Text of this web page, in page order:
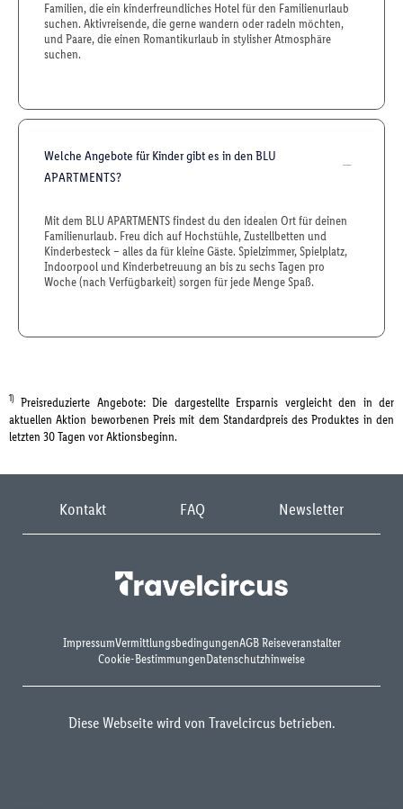
Familien, die ein kinderfreundliches Hotel für den Familienurlaub
suchen. Aktivreisende, die gerne wandern oder radeln möchten,
und Paare, die einen Romantikurlaub in stylisher Atmosphäre
suchen.
Welche Angebote für Kinder gibt es in den BLU
APARTMENTS?
Mit dem BLU APARTMENTS findest du den idealen Ort für deinen
Familienurlaub. Freu dich auf Hochstühle, Zustellbetten und
Kinderbesteck – alles da für kleine Gäste. Spielzimmer, Spielplatz,
Indoorpool und Kinderbetreuung an bis zu sechs Tagen pro
Woche (nach Verfügbarkeit) sorgen für jede Menge Spaß.
1) Preisreduzierte Angebote: Die dargestellte Ersparnis vergleicht den in der
aktuellen Aktion beworbenen Preis mit dem Standardpreis des Produktes in den
letzten 30 Tagen vor Aktionsbeginn.
Kontakt FAQ Newsletter
ImpressumVermittlungsbedingungenAGB Reiseveranstalter
Cookie-BestimmungenDatenschutzhinweise
Diese Webseite wird von Travelcircus betrieben.